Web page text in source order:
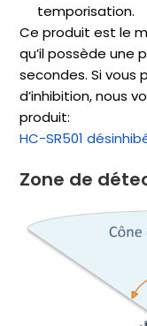
temporisation.
Ce produit est le
qu’il possède une
secondes. Si vous
d’inhibition, nous
produit:
HC-SR501
Zone de